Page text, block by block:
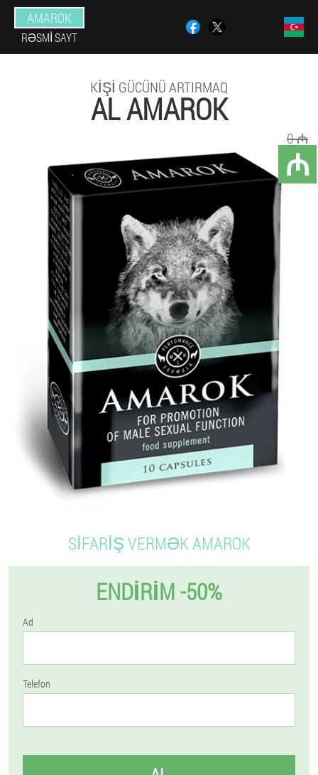
AMAROK
RƏSMI SAYT
KIŞI GÜCÜNÜ ARTIRMAQ
AL AMAROK
₼
0 ₼
SIFARIŞ VERMƏK AMAROK
ENDIRIM -50%
Ad
Telefon